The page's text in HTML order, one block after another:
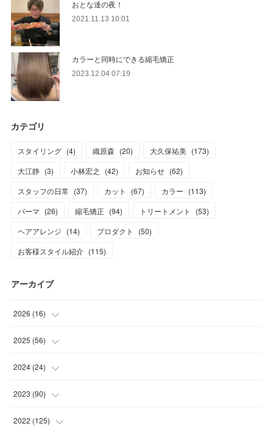
おとな達の夜！
2021.11.13 10:01
カラーと同時にできる縮毛矯正
2023.12.04 07:19
カテゴリ
スタイリング (4) 織原森 (20) 大久保祐美 (173)
大江静 (3) 小林宏之 (42) お知らせ (62)
スタッフの日常 (37) カット (67) カラー (113)
パーマ (26) 縮毛矯正 (94) トリートメント (53)
ヘアアレンジ (14) プロダクト (50)
お客様スタイル紹介 (115)
アーカイブ
2026 (16)
(1
(1
(7
(7)
2025 (56)
(5
(11 )
(17
2024 (24)
(1
(1)
2023 (90)
(12
2022 (125)